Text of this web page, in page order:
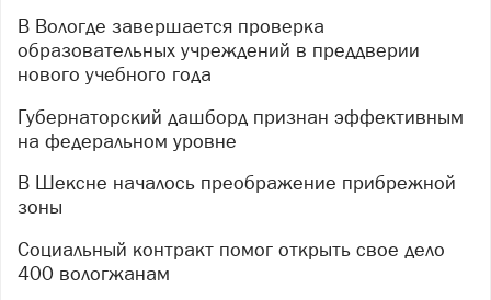
В Вологде завершается проверка
образовательных учреждений в преддверии
нового учебного года
Губернаторский дашборд признан эффективным
на федеральном уровне
В Шексне началось преображение прибрежной
зоны
Социальный контракт помог открыть свое дело
400 вологжанам